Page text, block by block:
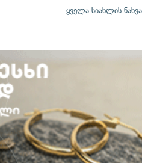
ყველა სიახლის ნახვა